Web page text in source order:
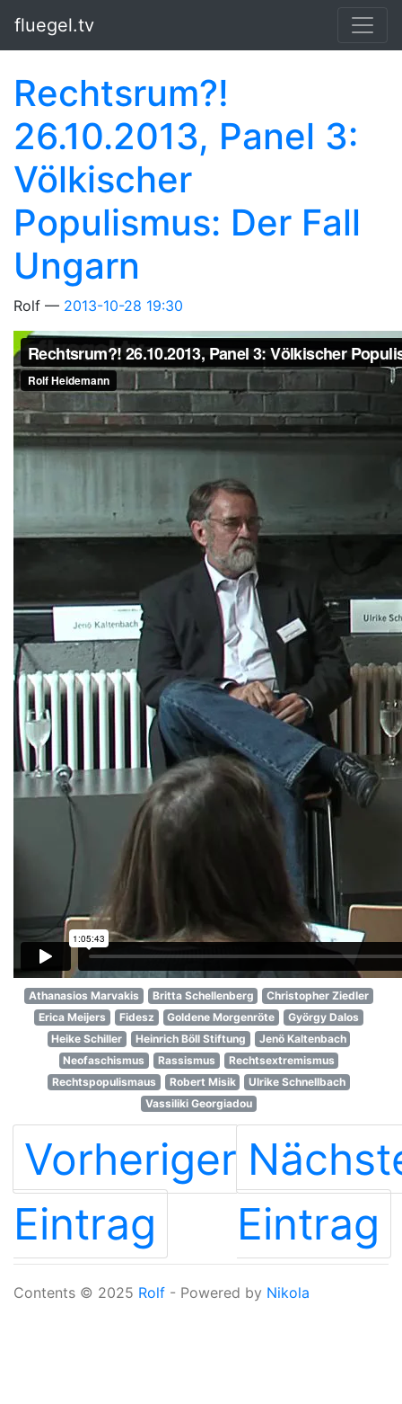
fluegel.tv
Rechtsrum?!
26.10.2013, Panel 3:
Völkischer
Populismus: Der Fall
Ungarn
Rolf 2013-10-28 19:30
Athanasios Marvakis Britta Schellenberg
Christopher Ziedler
Erica Meijers
Fidesz Goldene Morgenröte
György Dalos
Heike Schiller
Heinrich Böll Stiftung
Jenö Kaltenbach
Neofaschismus
Rassismus
Rechtsextremismus
Rechtspopulismaus
Robert Misik
Ulrike Schnellbach
Vassiliki Georgiadou
Vorheriger
Eintrag
Eintrag
Contents © 2025 Rolf - Powered by Nikola